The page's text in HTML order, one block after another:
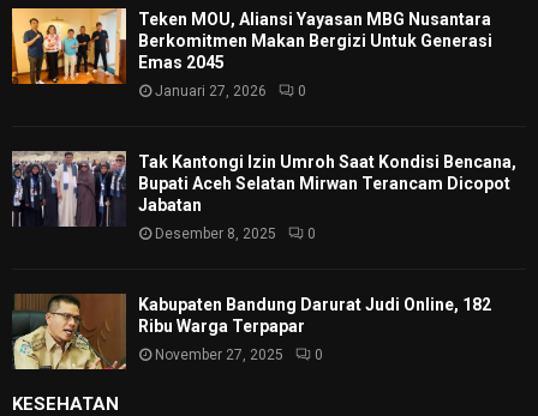
Teken MOU, Aliansi Yayasan MBG Nusantara
Berkomitmen Makan Bergizi Untuk Generasi
Emas 2045
Januari 27, 2026 0
Tak Kantongi Izin Umroh Saat Kondisi Bencana,
Bupati Aceh Selatan Mirwan Terancam Dicopot
Jabatan
Desember 8, 2025 0
Kabupaten Bandung Darurat Judi Online, 182
Ribu Warga Terpapar
November 27, 2025 0
KESEHATAN